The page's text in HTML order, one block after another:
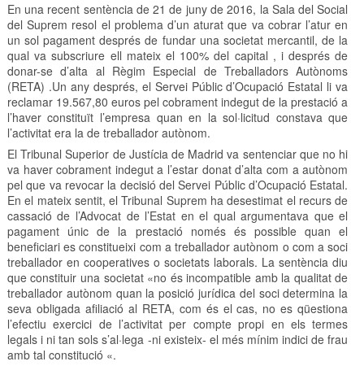
En una recent sentència de 21 de juny de 2016, la Sala del Social
del Suprem resol el problema d’un aturat que va cobrar l’atur en
un sol pagament després de fundar una societat mercantil, de la
qual va subscriure ell mateix el 100% del capital , i després de
donar-se d’alta al Règim Especial de Treballadors Autònoms
(RETA) .Un any després, el Servei Públic d’Ocupació Estatal li va
reclamar 19.567,80 euros pel cobrament indegut de la prestació a
l’haver constituït l’empresa quan en la sol·licitud constava que
l’activitat era la de treballador autònom.
El Tribunal Superior de Justícia de Madrid va sentenciar que no hi
va haver cobrament indegut a l’estar donat d’alta com a autònom
pel que va revocar la decisió del Servei Públic d’Ocupació Estatal.
En el mateix sentit, el Tribunal Suprem ha desestimat el recurs de
cassació de l’Advocat de l’Estat en el qual argumentava que el
pagament únic de la prestació només és possible quan el
beneficiari es constitueixi com a treballador autònom o com a soci
treballador en cooperatives o societats laborals. La sentència diu
que constituir una societat «no és incompatible amb la qualitat de
treballador autònom quan la posició jurídica del soci determina la
seva obligada afiliació al RETA, com és el cas, no es qüestiona
l’efectiu exercici de l’activitat per compte propi en els termes
legals i ni tan sols s’al·lega -ni existeix- el més mínim indici de frau
amb tal constitució «.